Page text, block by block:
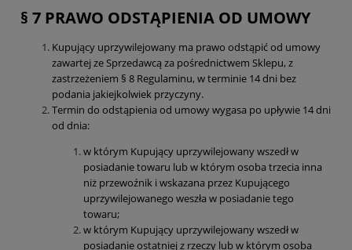
§ 7 PRAWO ODSTĄPIENIA OD UMOWY
Kupujący uprzywilejowany ma prawo odstąpić od umowy
zawartej ze Sprzedawcą za pośrednictwem Sklepu, z
zastrzeżeniem § 8 Regulaminu, w terminie 14 dni bez
podania jakiejkolwiek przyczyny.
Termin do odstąpienia od umowy wygasa po upływie 14 dni
od dnia:
w którym Kupujący uprzywilejowany wszedł w
posiadanie towaru lub w którym osoba trzecia inna
niż przewoźnik i wskazana przez Kupującego
uprzywilejowanego weszła w posiadanie tego
towaru;
w którym Kupujący uprzywilejowany wszedł w
posiadanie ostatniej z rzeczy lub w którym osoba